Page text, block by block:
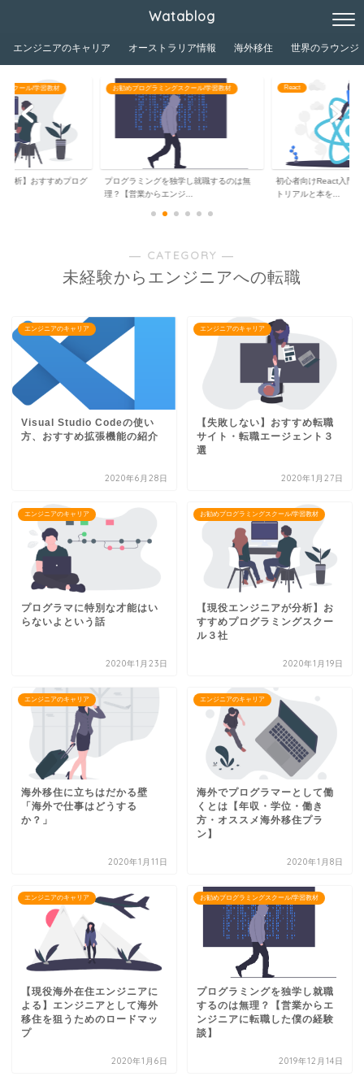
Watablog
エンジニアのキャリア オーストラリア情報 海外移住 世界のラウンジ
スクール/学習教材
学し就職するのは無
React
初心者向けReact入門！【おすすめチュー
トリアルと本を...
お勧めプログラミングスク
【現役エンジニアによ
ントエンドエンジニ...
― CATEGORY ―
未経験からエンジニアへの転職
エンジニアのキャリア
Visual Studio Codeの使い
方、おすすめ拡張機能の紹介
2020年6月28日
エンジニアのキャリア
【失敗しない】おすすめ転職
サイト・転職エージェント３
選
2020年1月27日
エンジニアのキャリア
プログラマに特別な才能はい
らないよという話
2020年1月23日
お勧めプログラミングスクール/学習教材
【現役エンジニアが分析】お
すすめプログラミングスクー
ル３社
2020年1月19日
エンジニアのキャリア
海外移住に立ちはだかる壁
「海外で仕事はどうする
か？」
2020年1月11日
エンジニアのキャリア
海外でプログラマーとして働
くとは【年収・学位・働き
方・オススメ海外移住プラ
ン】
2020年1月8日
エンジニアのキャリア
【現役海外在住エンジニアに
よる】エンジニアとして海外
移住を狙うためのロードマッ
プ
2020年1月6日
お勧めプログラミングスクール/学習教材
プログラミングを独学し就職
するのは無理？【営業からエ
ンジニアに転職した僕の経験
談】
2019年12月14日